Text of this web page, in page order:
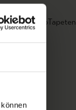
Muster, FotoTapeten